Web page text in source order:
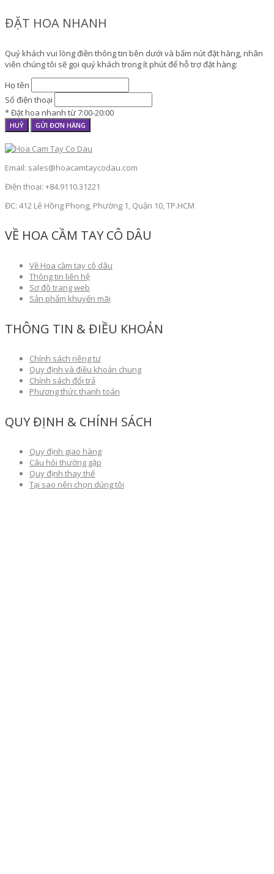
ĐẶT HOA NHANH
Quý khách vui lòng điền thông tin bên dưới và bấm nút đặt hàng, nhân
viên chúng tôi sẽ gọi quý khách trong ít phút để hỗ trợ đặt hàng:
Họ tên
Số điện thoại
* Đặt hoa nhanh từ 7:00-20:00
HUỶ GỬI ĐƠN HÀNG
Email: sales@hoacamtaycodau.com
Điện thoại: +84.9110.31221
ĐC: 412 Lê Hồng Phong, Phường 1, Quận 10, TP.HCM
VỀ HOA CẦM TAY CÔ DÂU
Về Hoa cầm tay cô dâu
Thông tin liên hệ
Sơ đồ trang web
Sản phẩm khuyến mãi
THÔNG TIN & ĐIỀU KHOẢN
Chính sách riêng tư
Quy định và điều khoản chung
Chính sách đổi trả
Phương thức thanh toán
QUY ĐỊNH & CHÍNH SÁCH
Quy định giao hàng
Câu hỏi thường gặp
Quy định thay thế
Tại sao nên chọn dúng tôi